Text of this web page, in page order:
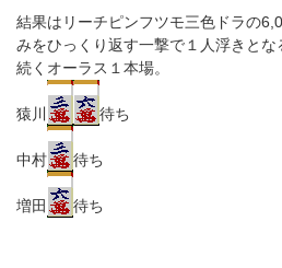
結果はリーチピンフツモ三色ドラの
みをひっくり返す一撃で１人浮きとな
続くオーラス１本場。
猿川 待ち
中村 待ち
増田 待ち